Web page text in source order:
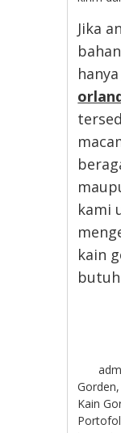
Jika
hanya
kami
kain
Gorden,
Kain